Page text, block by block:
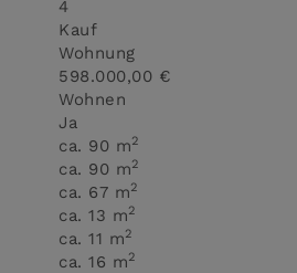
4
Kauf
Wohnung
598.000,00 €
Wohnen
Ja
ca. 90 m2
ca. 90 m2
ca. 67 m2
ca. 13 m2
ca. 11 m2
ca. 16 m2